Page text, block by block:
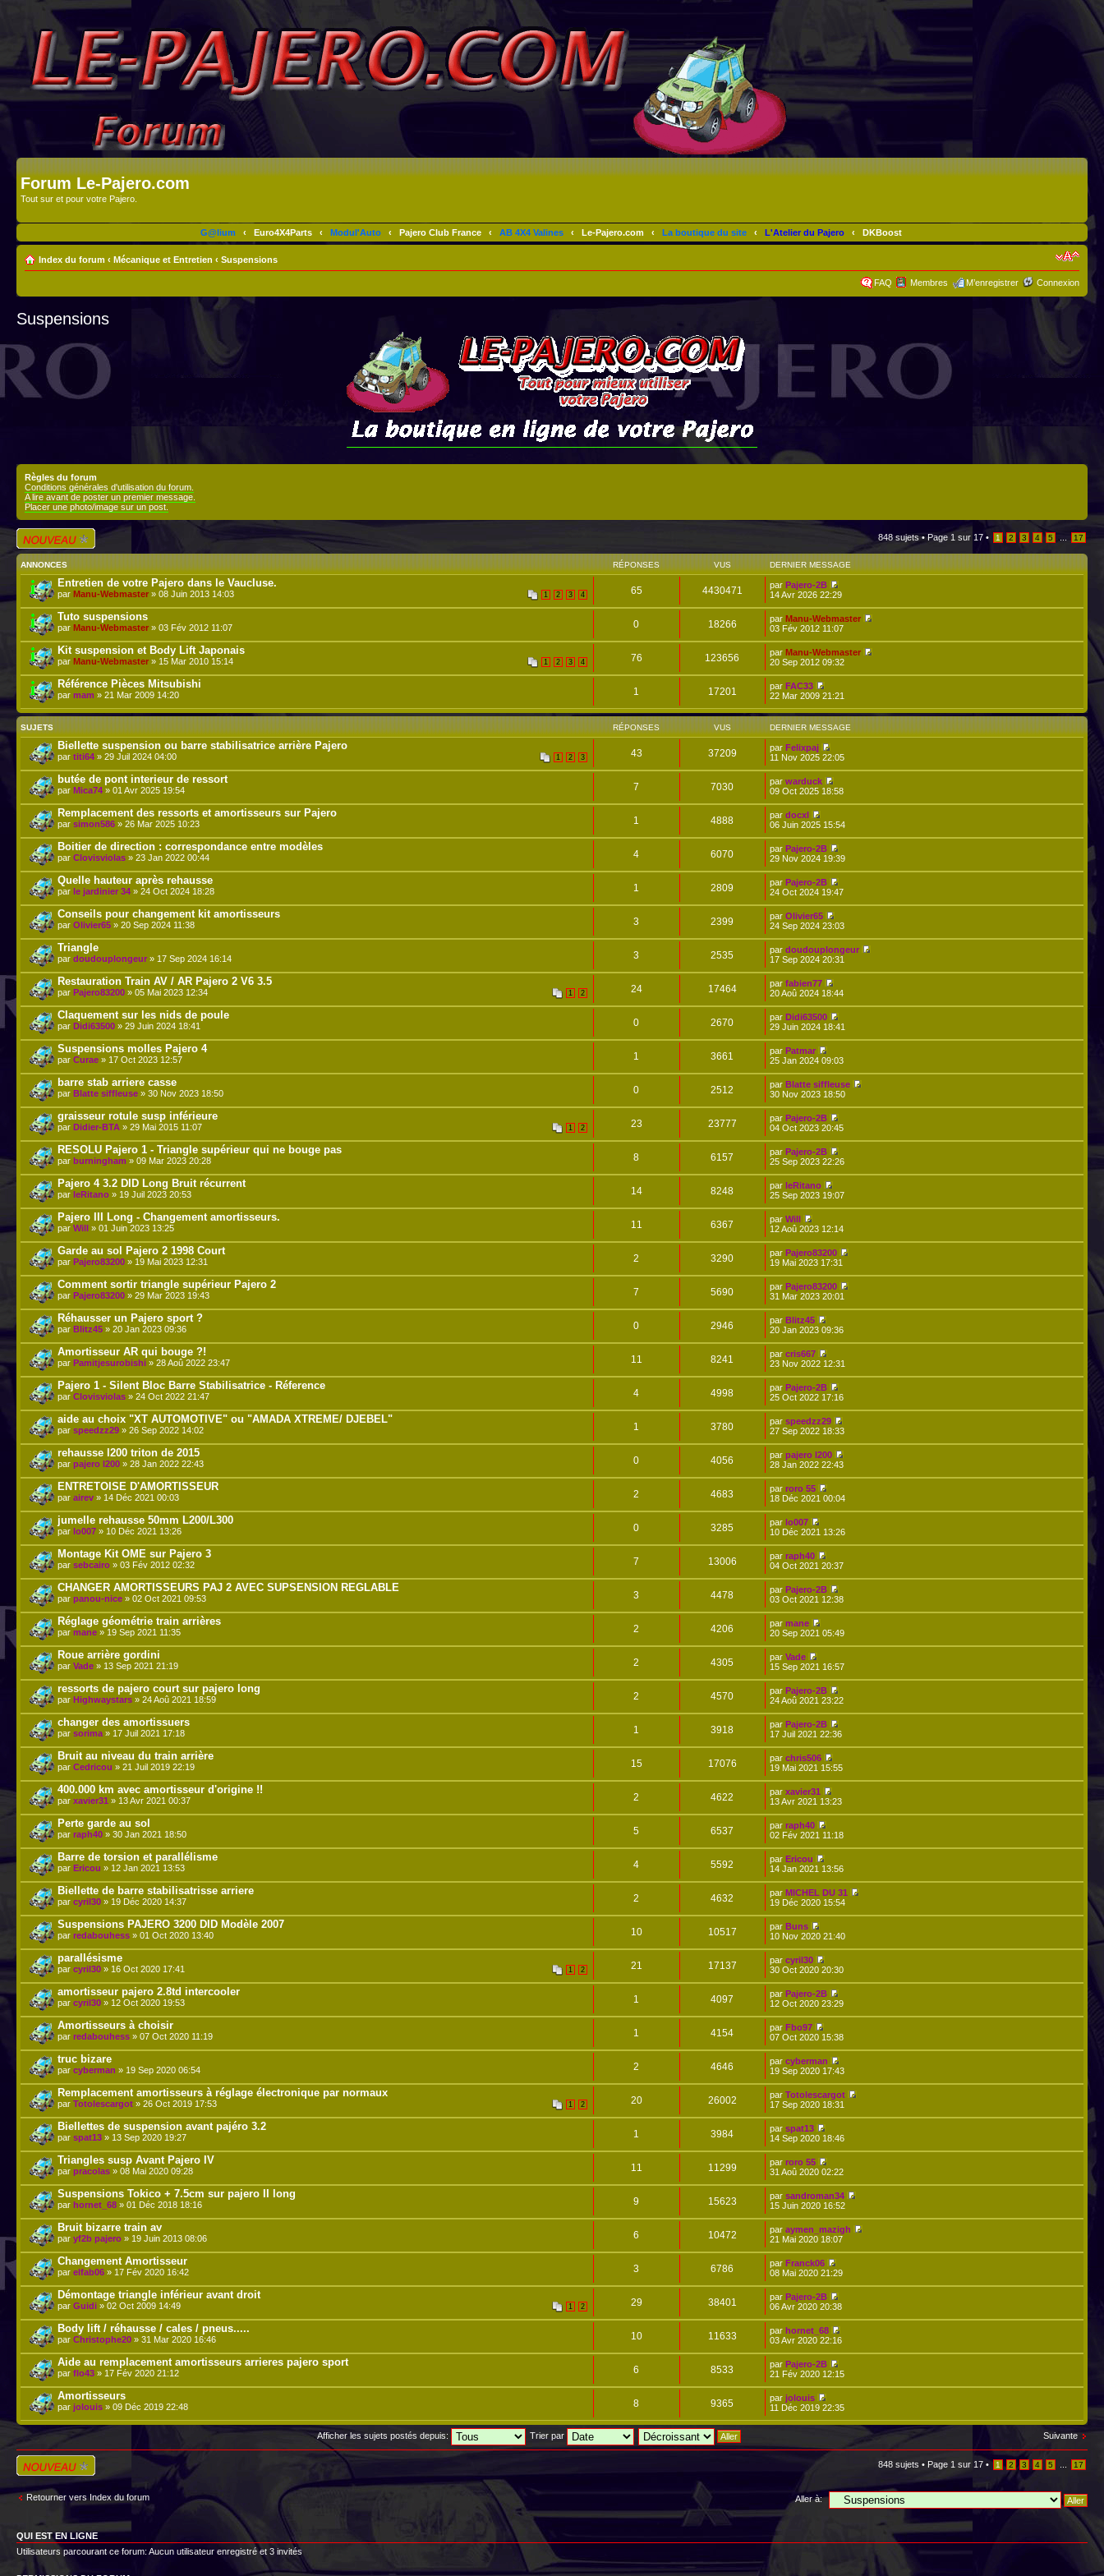
Forum Le-Pajero.com
Tout sur et pour votre Pajero.
G@lium ‹ Euro4X4Parts ‹ Modul'Auto ‹ Pajero Club France ‹ AB 4X4 Valines ‹ Le-Pajero.com ‹ La boutique du site ‹ L'Atelier du Pajero ‹ DKBoost
Index du forum ‹ Mécanique et Entretien ‹ Suspensions
FAQ Membres M’enregistrer Connexion
Suspensions
Règles du forum
Conditions générales d'utilisation du forum.
A lire avant de poster un premier message.
Placer une photo/image sur un post.
Écrire un nouveau
sujet
848 sujets •Page 1 sur 17 • 1 2 3 4 5 17
ANNONCES RÉPONSES VUS DERNIER MESSAGE
Entretien de votre Pajero dans le Vaucluse.
1 2 3 4
par Manu-Webmaster » 08 Juin 2013 14:03 65 4430471 parPajero-2B
14 Avr 2026 22:29
Tuto suspensions
par Manu-Webmaster » 03 Fév 2012 11:07 0 18266 parManu-Webmaster
03 Fév 2012 11:07
Kit suspension et Body Lift Japonais
1 2 3 4
par Manu-Webmaster » 15 Mar 2010 15:14 76 123656 parManu-Webmaster
20 Sep 2012 09:32
Référence Pièces Mitsubishi
par mam » 21 Mar 2009 14:20 1 17201 parFAC33
22 Mar 2009 21:21
SUJETS RÉPONSES VUS DERNIER MESSAGE
Biellette suspension ou barre stabilisatrice arrière Pajero
1 2 3
par titi64 » 29 Juil 2024 04:00 43 37209 parFelixpaj
11 Nov 2025 22:05
butée de pont interieur de ressort
par Mica74 » 01 Avr 2025 19:54 7 7030 parwarduck
09 Oct 2025 18:58
Remplacement des ressorts et amortisseurs sur Pajero
par simon586 » 26 Mar 2025 10:23 1 4888 pardocxl
06 Juin 2025 15:54
Boitier de direction : correspondance entre modèles
par Clovisviolas » 23 Jan 2022 00:44 4 6070 parPajero-2B
29 Nov 2024 19:39
Quelle hauteur après rehausse
par le jardinier 34 » 24 Oct 2024 18:28 1 2809 parPajero-2B
24 Oct 2024 19:47
Conseils pour changement kit amortisseurs
par Olivier65 » 20 Sep 2024 11:38 3 2399 parOlivier65
24 Sep 2024 23:03
Triangle
par doudouplongeur » 17 Sep 2024 16:14 3 2535 pardoudouplongeur
17 Sep 2024 20:31
Restauration Train AV / AR Pajero 2 V6 3.5
1 2
par Pajero83200 » 05 Mai 2023 12:34 24 17464 parfabien77
20 Aoû 2024 18:44
Claquement sur les nids de poule
par Didi63500 » 29 Juin 2024 18:41 0 2670 parDidi63500
29 Juin 2024 18:41
Suspensions molles Pajero 4
par Curae » 17 Oct 2023 12:57 1 3661 parPatmar
25 Jan 2024 09:03
barre stab arriere casse
par Blatte siffleuse » 30 Nov 2023 18:50 0 2512 parBlatte siffleuse
30 Nov 2023 18:50
graisseur rotule susp inférieure
1 2
par Didier-BTA » 29 Mai 2015 11:07 23 23777 parPajero-2B
04 Oct 2023 20:45
RESOLU Pajero 1 - Triangle supérieur qui ne bouge pas
par burningham » 09 Mar 2023 20:28 8 6157 parPajero-2B
25 Sep 2023 22:26
Pajero 4 3.2 DID Long Bruit récurrent
par leRitano » 19 Juil 2023 20:53 14 8248 parleRitano
25 Sep 2023 19:07
Pajero III Long - Changement amortisseurs.
par Will » 01 Juin 2023 13:25 11 6367 parWill
12 Aoû 2023 12:14
Garde au sol Pajero 2 1998 Court
par Pajero83200 » 19 Mai 2023 12:31 2 3290 parPajero83200
19 Mai 2023 17:31
Comment sortir triangle supérieur Pajero 2
par Pajero83200 » 29 Mar 2023 19:43 7 5690 parPajero83200
31 Mar 2023 20:01
Réhausser un Pajero sport ?
par Blitz45 » 20 Jan 2023 09:36 0 2946 parBlitz45
20 Jan 2023 09:36
Amortisseur AR qui bouge ?!
par Pamitjesurobishi » 28 Aoû 2022 23:47 11 8241 parcris667
23 Nov 2022 12:31
Pajero 1 - Silent Bloc Barre Stabilisatrice - Réference
par Clovisviolas » 24 Oct 2022 21:47 4 4998 parPajero-2B
25 Oct 2022 17:16
aide au choix "XT AUTOMOTIVE" ou "AMADA XTREME/ DJEBEL"
par speedzz29 » 26 Sep 2022 14:02 1 3780 parspeedzz29
27 Sep 2022 18:33
rehausse l200 triton de 2015
par pajero l200 » 28 Jan 2022 22:43 0 4056 parpajero l200
28 Jan 2022 22:43
ENTRETOISE D'AMORTISSEUR
par airev » 14 Déc 2021 00:03 2 4683 parroro 55
18 Déc 2021 00:04
jumelle rehausse 50mm L200/L300
par lo007 » 10 Déc 2021 13:26 0 3285 parlo007
10 Déc 2021 13:26
Montage Kit OME sur Pajero 3
par sebcairo » 03 Fév 2012 02:32 7 13006 parraph40
04 Oct 2021 20:37
CHANGER AMORTISSEURS PAJ 2 AVEC SUPSENSION REGLABLE
par panou-nice » 02 Oct 2021 09:53 3 4478 parPajero-2B
03 Oct 2021 12:38
Réglage géométrie train arrières
par mane » 19 Sep 2021 11:35 2 4206 parmane
20 Sep 2021 05:49
Roue arrière gordini
par Vade » 13 Sep 2021 21:19 2 4305 parVade
15 Sep 2021 16:57
ressorts de pajero court sur pajero long
par Highwaystars » 24 Aoû 2021 18:59 2 4570 parPajero-2B
24 Aoû 2021 23:22
changer des amortissuers
par sorima » 17 Juil 2021 17:18 1 3918 parPajero-2B
17 Juil 2021 22:36
Bruit au niveau du train arrière
par Cedricou » 21 Juil 2019 22:19 15 17076 parchris506
19 Mai 2021 15:55
400.000 km avec amortisseur d'origine !!
par xavier31 » 13 Avr 2021 00:37 2 4622 parxavier31
13 Avr 2021 13:23
Perte garde au sol
par raph40 » 30 Jan 2021 18:50 5 6537 parraph40
02 Fév 2021 11:18
Barre de torsion et parallélisme
par Ericou » 12 Jan 2021 13:53 4 5592 parEricou
14 Jan 2021 13:56
Biellette de barre stabilisatrisse arriere
par cyril30 » 19 Déc 2020 14:37 2 4632 parMICHEL DU 31
19 Déc 2020 15:54
Suspensions PAJERO 3200 DID Modèle 2007
par redabouhess » 01 Oct 2020 13:40 10 10517 parBuns
10 Nov 2020 21:40
parallésisme
1 2
par cyril30 » 16 Oct 2020 17:41 21 17137 parcyril30
30 Oct 2020 20:30
amortisseur pajero 2.8td intercooler
par cyril30 » 12 Oct 2020 19:53 1 4097 parPajero-2B
12 Oct 2020 23:29
Amortisseurs à choisir
par redabouhess » 07 Oct 2020 11:19 1 4154 parFbo97
07 Oct 2020 15:38
truc bizare
par cyberman » 19 Sep 2020 06:54 2 4646 parcyberman
19 Sep 2020 17:43
Remplacement amortisseurs à réglage électronique par normaux
1 2
par Totolescargot » 26 Oct 2019 17:53 20 26002 parTotolescargot
17 Sep 2020 18:31
Biellettes de suspension avant pajéro 3.2
par spat13 » 13 Sep 2020 19:27 1 3984 parspat13
14 Sep 2020 18:46
Triangles susp Avant Pajero IV
par pracolas » 08 Mai 2020 09:28 11 11299 parroro 55
31 Aoû 2020 02:22
Suspensions Tokico + 7.5cm sur pajero II long
par hornet_68 » 01 Déc 2018 18:16 9 15623 parsandroman34
15 Juin 2020 16:52
Bruit bizarre train av
par yf2b pajero » 19 Juin 2013 08:06 6 10472 paraymen_mazigh
21 Mai 2020 18:07
Changement Amortisseur
par elfab06 » 17 Fév 2020 16:42 3 6786 parFranck06
08 Mai 2020 21:29
Démontage triangle inférieur avant droit
1 2
par Guidi » 02 Oct 2009 14:49 29 38401 parPajero-2B
06 Avr 2020 20:38
Body lift / réhausse / cales / pneus.....
par Christophe20 » 31 Mar 2020 16:46 10 11633 parhornet_68
03 Avr 2020 22:16
Aide au remplacement amortisseurs arrieres pajero sport
par flo43 » 17 Fév 2020 21:12 6 8533 parPajero-2B
21 Fév 2020 12:15
Amortisseurs
par jolouis » 09 Déc 2019 22:48 8 9365 parjolouis
11 Déc 2019 22:35
Suivante
Afficher les sujets postés depuis: Trier par
Écrire un nouveau
sujet
848 sujets • Page 1 sur 17 • 1 2 3 4 5 17
Retourner vers Index du forum Aller à:
QUI EST EN LIGNE
Utilisateurs parcourant ce forum: Aucun utilisateur enregistré et 3 invités